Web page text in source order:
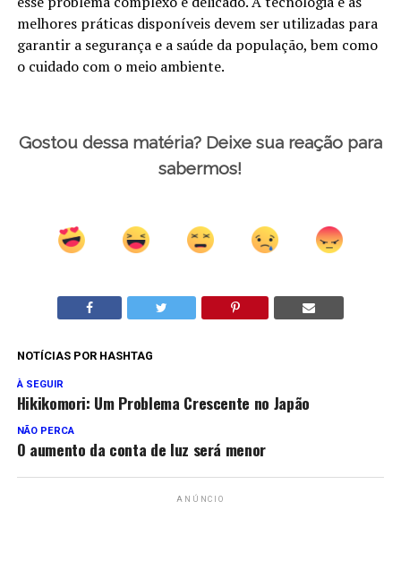
melhores práticas disponíveis devem ser utilizadas para
garantir a segurança e a saúde da população, bem como
o cuidado com o meio ambiente.
Gostou dessa matéria? Deixe sua reação para
sabermos!
NOTÍCIAS POR HASHTAG
À SEGUIR
Hikikomori: Um Problema Crescente no Japão
NÃO PERCA
O aumento da conta de luz será menor
ANÚNCIO